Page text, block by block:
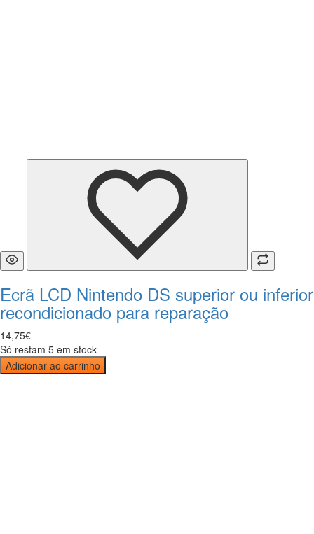
Ecrã LCD Nintendo DS superior ou inferior
recondicionado para reparação
14,75€
Só restam 5 em stock
Adicionar ao carrinho